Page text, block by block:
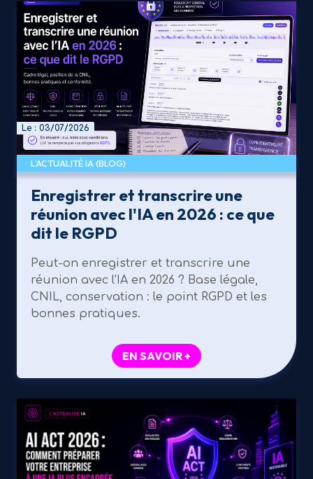
Le : 03/07/2026
L’ACTUALITÉ IA (BLOG)
Enregistrer et transcrire une
réunion avec l'IA en 2026 : ce que
dit le RGPD
Peut-on enregistrer et transcrire une
réunion avec l'IA en 2026 ? Base légale,
CNIL, conservation : le point RGPD et les
bonnes pratiques.
EN SAVOIR +